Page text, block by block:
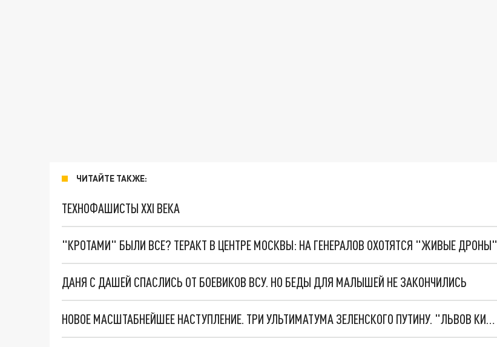
ЧИТАЙТЕ ТАКЖЕ:
ТЕХНОФАШИСТЫ XXI ВЕКА
"КРОТАМИ" БЫЛИ ВСЕ? ТЕРАКТ В ЦЕНТРЕ МОСКВЫ: НА ГЕНЕРАЛОВ ОХОТЯТСЯ "ЖИВЫЕ ДРОНЫ"
ДАНЯ С ДАШЕЙ СПАСЛИСЬ ОТ БОЕВИКОВ ВСУ. НО БЕДЫ ДЛЯ МАЛЫШЕЙ НЕ ЗАКОНЧИЛИСЬ
НОВОЕ МАСШТАБНЕЙШЕЕ НАСТУПЛЕНИЕ. ТРИ УЛЬТИМАТУМА ЗЕЛЕНСКОГО ПУТИНУ. "ЛЬВОВ КИМА" ПОСТАВЯТ НА ПВО? ГЛОБАЛЬНЫЙ ПРОРЫВ ПОД ЗАПОРОЖЬЕМ